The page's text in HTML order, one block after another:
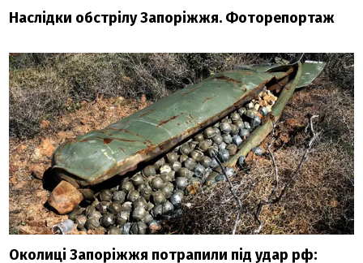
Наслідки обстрілу Запоріжжя. Фоторепортаж
Околиці Запоріжжя потрапили під удар рф: